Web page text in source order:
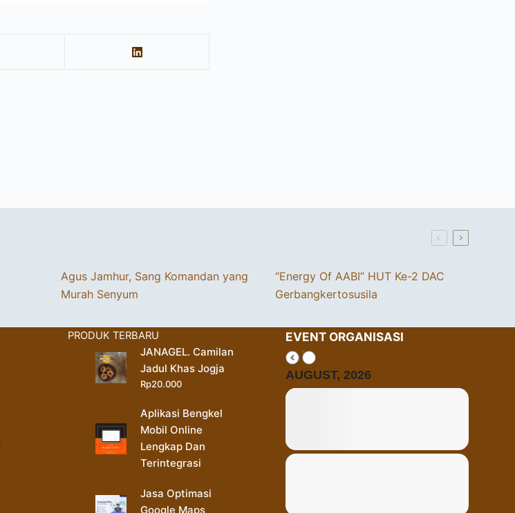
Agus Jamhur, Sang Komandan yang
Murah Senyum
“Energy Of AABI” HUT Ke-2 DAC
Gerbangkertosusila
PRODUK TERBARU
JANAGEL. Camilan
Jadul Khas Jogja
Rp20.000
Aplikasi Bengkel
Mobil Online
Lengkap Dan
Terintegrasi
Jasa Optimasi
Google Maps
EVENT ORGANISASI
AUGUST, 2026